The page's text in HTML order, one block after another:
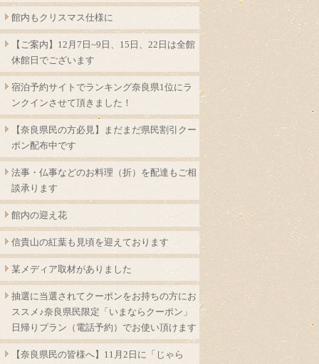
館内もクリスマス仕様に
【ご案内】12月7日~9日、15日、22日は全館
休館日でございます
宿泊予約サイトでランキング奈良県1位にラ
ンクインさせて頂きました！
【奈良県民の方必見】まだまだ県民割引クー
ポン配布中です
法事・仏事などのお料理（折）を配達もご相
談承ります
館内の迎え花
信貴山の紅葉も見頃を迎えております
某メディア取材がありました
抽選に当選されてクーポンをお持ちの方にお
ススメ♪奈良県民限定「いまならクーポン」
日帰りプラン（電話予約）でお使い頂けます
【奈良県民の皆様へ】11月2日に「じゃら